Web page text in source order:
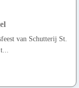
van Schutterij St.